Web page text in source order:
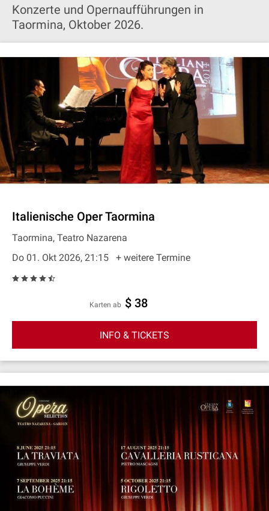
Konzerte und Opernaufführungen in
Taormina, Oktober 2026.
Italienische Oper Taormina
Taormina, Teatro Nazarena
Do 01. Okt 2026, 21:15
+ weitere Termine
Karten ab $ 38
INFO & TICKETS